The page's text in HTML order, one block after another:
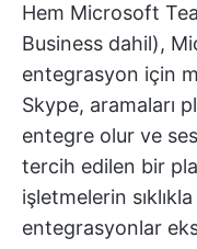
Hem Microsoft
Business dahil),
entegrasyon için
Skype, aramaları
entegre olur ve
tercih edilen bir
işletmelerin
entegrasyonlar